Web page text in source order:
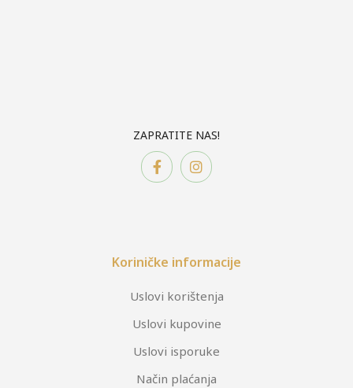
ZAPRATITE NAS!
Koriničke informacije
Uslovi korištenja
Uslovi kupovine
Uslovi isporuke
Način plaćanja